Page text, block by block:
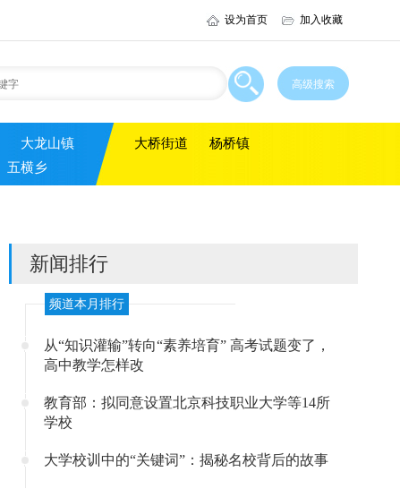
设为首页 加入收藏
大龙山镇
五横乡
大桥街道 杨桥镇
新闻排行
频道本月排行
从“知识灌输”转向“素养培育” 高考试题变了，
高中教学怎样改
教育部：拟同意设置北京科技职业大学等14所
学校
大学校训中的“关键词”：揭秘名校背后的故事